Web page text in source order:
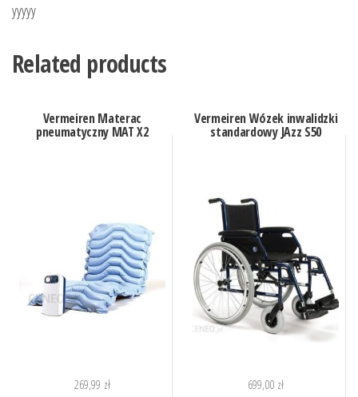
yyyyy
Related products
Vermeiren Materac
pneumatyczny MAT X2
269,99 zł
Vermeiren Wózek inwalidzki
standardowy JAzz S50
699,00 zł